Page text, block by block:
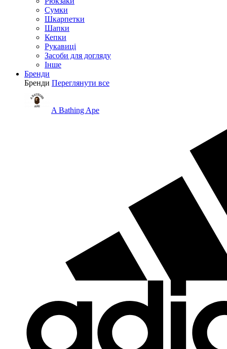
Сумки
Шкарпетки
Шапки
Кепки
Рукавиці
Засоби для догляду
Інше
Бренди
Бренди Переглянути все
A Bathing Ape